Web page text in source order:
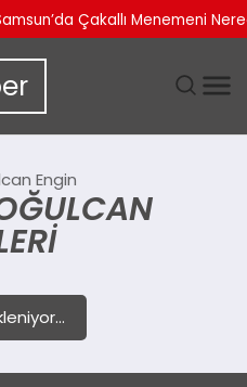
Çakallı Menemeni
Engin